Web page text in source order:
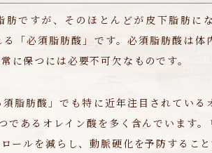
肪ですが、そのほとんどが皮下脂肪に
「必須脂肪酸」です。必須脂肪酸は体
に保つには必要不可欠なものです。
脂肪酸」でも特に近年注目されている
であるオレイン酸を多く含んでいます
ールを減らし、動脈硬化を予防すること